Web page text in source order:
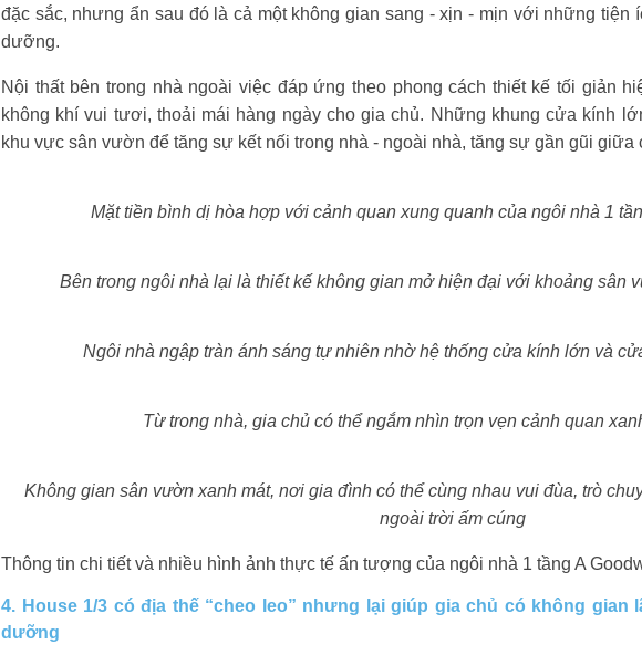
đặc sắc, nhưng ẩn sau đó là cả một không gian sang - xịn - mịn với những tiện
dưỡng.
Nội thất bên trong nhà ngoài việc đáp ứng theo phong cách thiết kế tối giản
không khí vui tươi, thoải mái hàng ngày cho gia chủ. Những khung cửa kính
khu vực sân vườn để tăng sự kết nối trong nhà - ngoài nhà, tăng sự gần gũi
Mặt tiền bình dị hòa hợp với cảnh quan xung quanh của ngôi nhà 1
Bên trong ngôi nhà lại là thiết kế không gian mở hiện đại với khoảng sân
Ngôi nhà ngập tràn ánh sáng tự nhiên nhờ hệ thống cửa kính lớn và
Từ trong nhà, gia chủ có thể ngắm nhìn trọn vẹn cảnh quan
Không gian sân vườn xanh mát, nơi gia đình có thể cùng nhau vui đùa, trò
ngoài trời ấm cúng
Thông tin chi tiết và nhiều hình ảnh thực tế ấn tượng của ngôi nhà 1 tầng A
4. House 1/3 có địa thế “cheo leo” nhưng lại giúp gia chủ có không
dưỡng